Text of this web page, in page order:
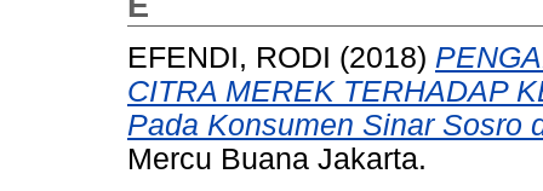
EFENDI, RODI (2018)
CITRA MEREK TERHADAP
Pada Konsumen Sinar Sosro
Mercu Buana Jakarta.